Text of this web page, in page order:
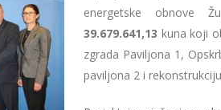
energetske obnove
39.679.641,13 kuna koji
zgrada Paviljona 1,
paviljona 2 i